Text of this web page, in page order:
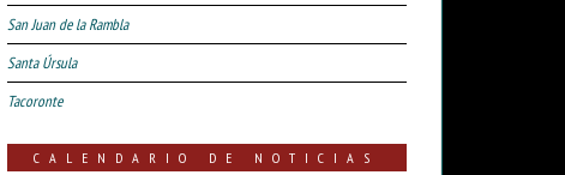
San Juan de la Rambla
Santa Úrsula
Tacoronte
CALENDARIO DE NOTICIAS